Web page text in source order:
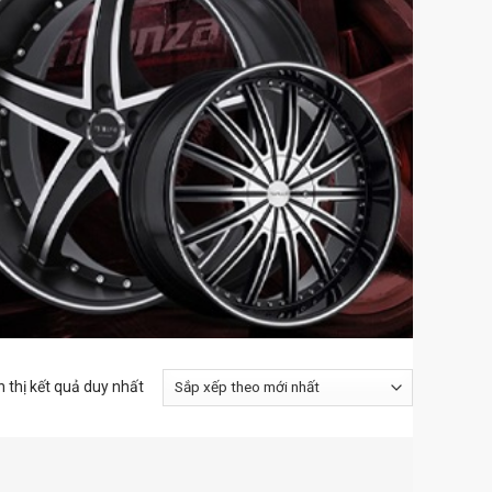
thị kết quả duy nhất